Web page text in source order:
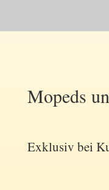
Mopeds
Exklusiv bei